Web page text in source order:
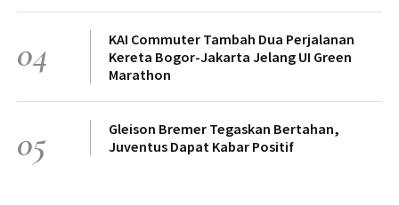
04
KAI Commuter Tambah Dua Perjalanan
Kereta Bogor-Jakarta Jelang UI Green
Marathon
05
Gleison Bremer Tegaskan Bertahan,
Juventus Dapat Kabar Positif